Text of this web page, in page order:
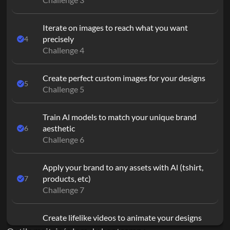
4
Iterate on images to reach what you want
precisely
Challenge 4
5
Create perfect custom images for your designs
Challenge 5
6
Train Al models to match your unique brand
aesthetic
Challenge 6
7
Apply your brand to any assets with Al (tshirt,
products, etc)
Challenge 7
Create lifelike videos to animate your designs